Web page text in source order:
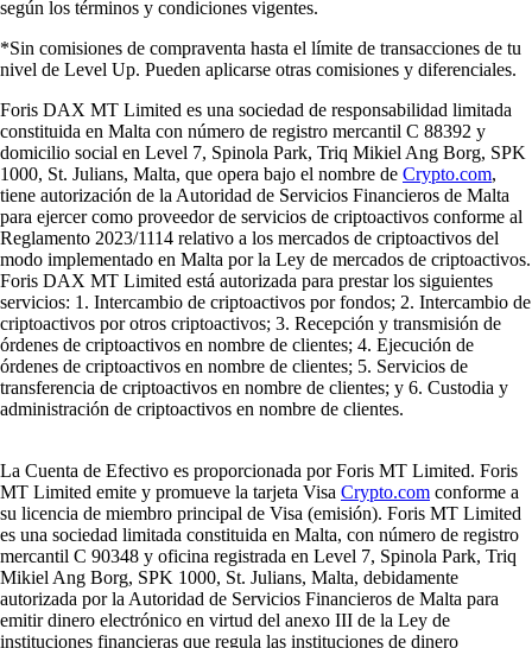
según los términos y condiciones vigentes.
*Sin comisiones de compraventa hasta el límite de transacciones de tu
nivel de Level Up. Pueden aplicarse otras comisiones y diferenciales.
Foris DAX MT Limited es una sociedad de responsabilidad limitada
constituida en Malta con número de registro mercantil C 88392 y
domicilio social en Level 7, Spinola Park, Triq Mikiel Ang Borg, SPK
1000, St. Julians, Malta, que opera bajo el nombre de Crypto.com,
tiene autorización de la Autoridad de Servicios Financieros de Malta
para ejercer como proveedor de servicios de criptoactivos conforme al
Reglamento 2023/1114 relativo a los mercados de criptoactivos del
modo implementado en Malta por la Ley de mercados de criptoactivos.
Foris DAX MT Limited está autorizada para prestar los siguientes
servicios: 1. Intercambio de criptoactivos por fondos; 2. Intercambio de
criptoactivos por otros criptoactivos; 3. Recepción y transmisión de
órdenes de criptoactivos en nombre de clientes; 4. Ejecución de
órdenes de criptoactivos en nombre de clientes; 5. Servicios de
transferencia de criptoactivos en nombre de clientes; y 6. Custodia y
administración de criptoactivos en nombre de clientes.
La Cuenta de Efectivo es proporcionada por Foris MT Limited. Foris
MT Limited emite y promueve la tarjeta Visa Crypto.com conforme a
su licencia de miembro principal de Visa (emisión). Foris MT Limited
es una sociedad limitada constituida en Malta, con número de registro
mercantil C 90348 y oficina registrada en Level 7, Spinola Park, Triq
Mikiel Ang Borg, SPK 1000, St. Julians, Malta, debidamente
autorizada por la Autoridad de Servicios Financieros de Malta para
emitir dinero electrónico en virtud del anexo III de la Ley de
instituciones financieras que regula las instituciones de dinero